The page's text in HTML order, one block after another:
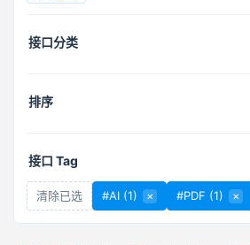
接口分类
排序
接口 Tag
清除已选 #AI (1) × #PDF (1) ×